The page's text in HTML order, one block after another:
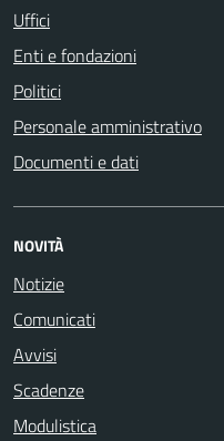
Uffici
Enti e fondazioni
Politici
Personale amministrativo
Documenti e dati
NOVITÀ
Notizie
Comunicati
Avvisi
Scadenze
Modulistica